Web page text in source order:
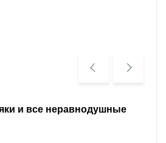
и все неравнодушные